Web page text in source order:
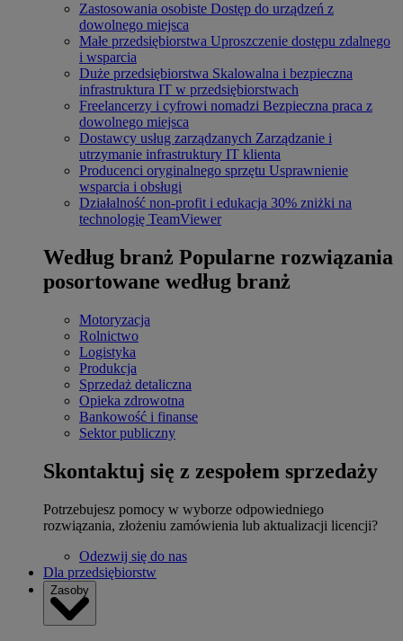
Zastosowania osobiste Dostęp do urządzeń z
dowolnego miejsca
Małe przedsiębiorstwa Uproszczenie dostępu zdalnego
i wsparcia
Duże przedsiębiorstwa Skalowalna i bezpieczna
infrastruktura IT w przedsiębiorstwach
Freelancerzy i cyfrowi nomadzi Bezpieczna praca z
dowolnego miejsca
Dostawcy usług zarządzanych Zarządzanie i
utrzymanie infrastruktury IT klienta
Producenci oryginalnego sprzętu Usprawnienie
wsparcia i obsługi
Działalność non-profit i edukacja 30% zniżki na
technologię TeamViewer
Według branż Popularne rozwiązania
posortowane według branż
Motoryzacja
Rolnictwo
Logistyka
Produkcja
Sprzedaż detaliczna
Opieka zdrowotna
Bankowość i finanse
Sektor publiczny
Skontaktuj się z zespołem sprzedaży
Potrzebujesz pomocy w wyborze odpowiedniego
rozwiązania, złożeniu zamówienia lub aktualizacji licencji?
Odezwij się do nas
Dla przedsiębiorstw
Zasoby